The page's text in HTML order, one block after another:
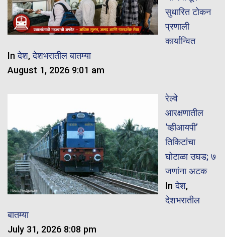
सुधारित टोकन
प्रणाली
कार्यान्वित
Inदेश,देशभरातील बातम्या
August 1, 2026 9:01 am
रेल्वे
आरक्षणातील
‘व्हीआयपी’
तिकिटांचा
घोटाळा उघड; ७
जणांना अटक
Inदेश,
देशभरातील
बातम्या
July 31, 2026 8:08 pm